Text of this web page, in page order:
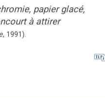
papier glacé,
à attirer
, 1991).